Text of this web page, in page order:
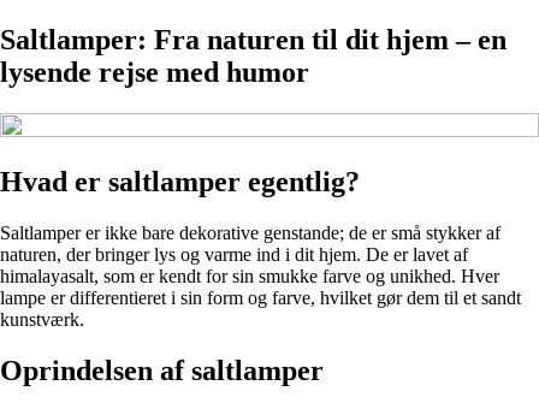
Saltlamper: Fra naturen til dit hjem – en
lysende rejse med humor
Hvad er saltlamper egentlig?
Saltlamper er ikke bare dekorative genstande; de er små stykker af
naturen, der bringer lys og varme ind i dit hjem. De er lavet af
himalayasalt, som er kendt for sin smukke farve og unikhed. Hver
lampe er differentieret i sin form og farve, hvilket gør dem til et sandt
kunstværk.
Oprindelsen af saltlamper